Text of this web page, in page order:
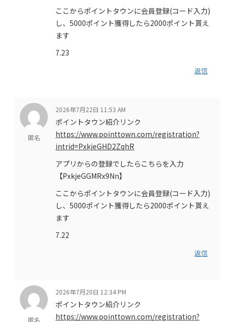
ここからポイントタウンに会員登録(コード入力)
し、5000ポイント獲得したら2000ポイント貰え
ます
7.23
返信
匿名
2026年7月22日 11:53 AM
ポイントタウン紹介リンク
https://www.pointtown.com/registration?
intrid=PxkjeGHD2ZqhR
アプリからの登録でしたらこちらを入力
【PxkjeGGMRx9Nn】
ここからポイントタウンに会員登録(コード入力)
し、5000ポイント獲得したら2000ポイント貰え
ます
7.22
返信
匿名
2026年7月20日 12:34 PM
ポイントタウン紹介リンク
https://www.pointtown.com/registration?